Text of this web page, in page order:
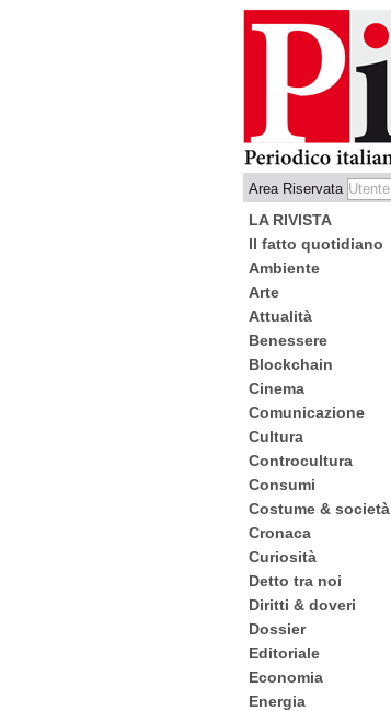
Area Riservata
LA RIVISTA
Il fatto quotidiano
Ambiente
Arte
Attualità
Benessere
Blockchain
Cinema
Comunicazione
Cultura
Controcultura
Consumi
Costume & società
Cronaca
Curiosità
Detto tra noi
Diritti & doveri
Dossier
Editoriale
Economia
Energia